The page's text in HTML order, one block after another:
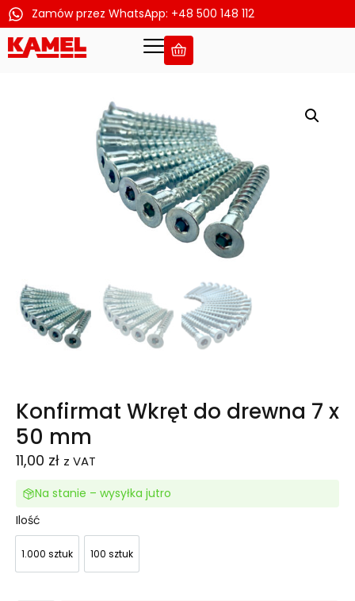
Przejdź
Zamów przez WhatsApp: +48 500 148 112
Konfirmat Wkręt do drewna 7 x
50 mm
11,00 zł z VAT
Na stanie – wysyłka jutro
Ilość
1.000 sztuk 100 sztuk